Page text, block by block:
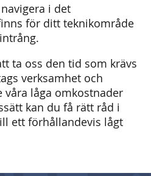
i det
för ditt teknikområde
ta oss den tid som krävs
verksamhet och
våra låga omkostnader
kan du få rätt råd i
ett förhållandevis lågt